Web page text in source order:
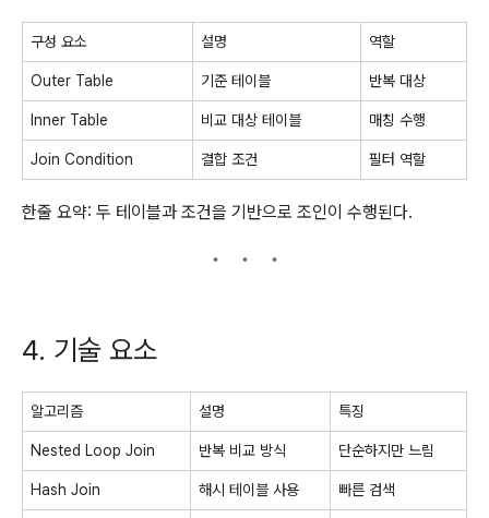
구성 요소 설명 역할
Outer Table 기준 테이블 반복 대상
Inner Table 비교 대상 테이블 매칭 수행
Join Condition 결합 조건 필터 역할
한줄 요약: 두 테이블과 조건을 기반으로 조인이 수행된다.
4. 기술 요소
알고리즘 설명 특징
Nested Loop Join 반복 비교 방식 단순하지만 느림
Hash Join 해시 테이블 사용 빠른 검색